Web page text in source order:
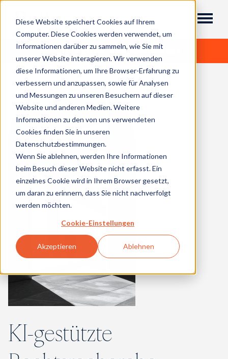
Diese Website speichert Cookies auf Ihrem
Computer. Diese Cookies werden verwendet, um
Informationen darüber zu sammeln, wie Sie mit
unserer Website interagieren. Wir verwenden
diese Informationen, um Ihre Browser-Erfahrung zu
verbessern und anzupassen, sowie für Analysen
und Messungen zu unseren Besuchern auf dieser
Website und anderen Medien. Weitere
Informationen zu den von uns verwendeten
Cookies finden Sie in unseren
Datenschutzbestimmungen.
Wenn Sie ablehnen, werden Ihre Informationen
beim Besuch dieser Website nicht erfasst. Ein
einzelnes Cookie wird in Ihrem Browser gesetzt,
um daran zu erinnern, dass Sie nicht nachverfolgt
werden möchten.
Cookie-Einstellungen
Akzeptieren Ablehnen
Bis zu 20 % Preisnachlass
KI-gestützte